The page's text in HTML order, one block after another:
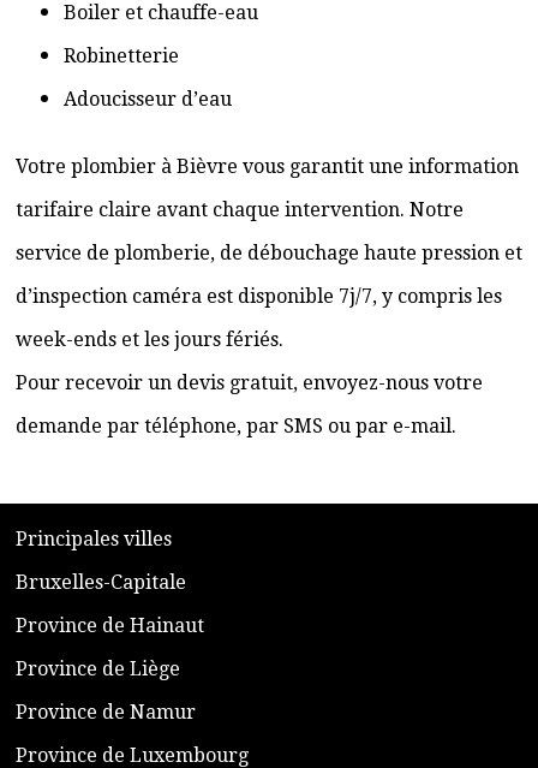
Boiler et chauffe-eau
Robinetterie
Adoucisseur d’eau
Votre plombier à Bièvre vous garantit une information
tarifaire claire avant chaque intervention. Notre
service de plomberie, de débouchage haute pression et
d’inspection caméra est disponible 7j/7, y compris les
week-ends et les jours fériés.
Pour recevoir un devis gratuit, envoyez-nous votre
demande par téléphone, par SMS ou par e-mail.
​Principales villes
​Bruxelles-Capitale
​Province de Hainaut
Province de Liège
​Province de Namur
​Province de Luxembourg